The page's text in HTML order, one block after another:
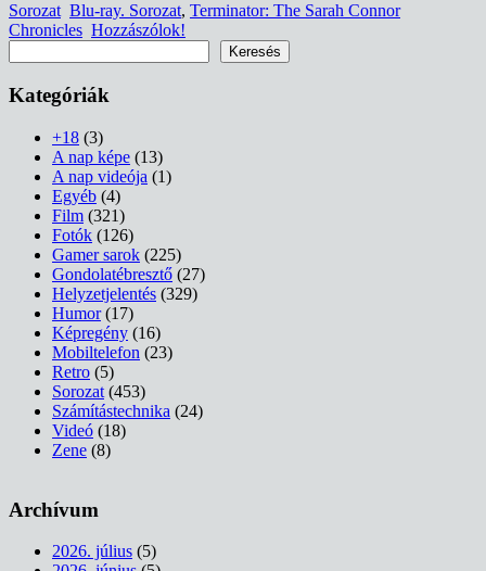
Sorozat Blu-ray. Sorozat, Terminator: The Sarah Connor
Chronicles Hozzászólok!
Keresés
Kategóriák
+18 (3)
A nap képe (13)
A nap videója (1)
Egyéb (4)
Film (321)
Fotók (126)
Gamer sarok (225)
Gondolatébresztő (27)
Helyzetjelentés (329)
Humor(17)
Képregény (16)
Mobiltelefon (23)
Retro (5)
Sorozat (453)
Számítástechnika (24)
Videó (18)
Zene (8)
Archívum
2026. július (5)